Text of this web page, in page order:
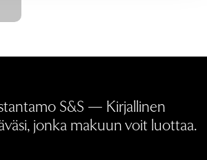
S&S — Kirjallinen
jonka makuun voit luottaa.